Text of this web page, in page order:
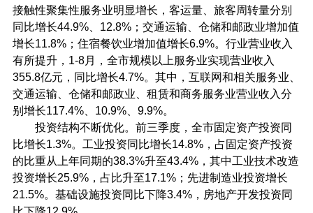
接触性聚集性服务业明显增长，客运量、旅客周转量分别
同比增长44.9%、12.8%；交通运输、仓储和邮政业增加值
增长11.8%；住宿餐饮业增加值增长6.9%。行业营业收入
有所提升，1-8月，全市规模以上服务业实现营业收入
355.8亿元，同比增长4.7%。其中，互联网和相关服务业、
交通运输、仓储和邮政业、租赁和商务服务业营业收入分
别增长117.4%、10.9%、9.9%。
投资结构不断优化。前三季度，全市固定资产投资同
比增长1.3%。工业投资同比增长14.8%，占固定资产投资
的比重从上年同期的38.3%升至43.4%，其中工业技术改造
投资增长25.9%，占比升至17.1%；先进制造业投资增长
21.5%。基础设施投资同比下降3.4%，房地产开发投资同